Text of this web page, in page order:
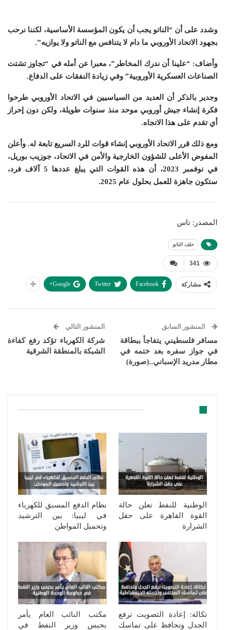
وشدد على أن “الناتو يجب أن يكون المؤسسة الأساسية، لكننا نرحب
بجهود الاتحاد الأوروبي ما دام لا يتنافس مع الناتو ولا يوازيه”.
وأضاف: “علينا أن ندرك المخاطر”، معبرا عن أمله في “تجاوز تشتت
الصناعات العسكرية الأوروبية” وفي زيادة النفقات على الدفاع.
وجدير بالذكر أن العديد من السياسيين في الاتحاد الأوروبي طرحوا
فكرة إنشاء جيش أوروبي موحد منذ سنوات طويلة، ولكن دون إحراز
أي تقدم على هذا الاتجاه.
ومع ذلك قرر الاتحاد الأوروبي إنشاء قوات للرد السريع تابعة له. وأعلن
المفوض الأعلى للشؤون الخارجية والأمن في الاتحاد، جوزيب بوريل،
في نوفمبر 2023، أن هذه القوات التي يبلغ عددها 5 آلاف فرد،
ستكون جاهزة للعمل بحلول عام 2025.
المصدر: تاس
حلف الناتو
341
مشاركة Facebook
Twitter
Google+
المنشور السابق
مسافر فلسطيني يتفاجأ ببطاقة
في جواز سفره بعد ختمه في
مطار مدريد الإسباني..(صورة)
المنشور التالي
شركة الكهرباء تؤكد رفع كفاءة
الشبكة بالمنطقة الشرقية
الوطنية للنفط تعلن حالة
القوة القاهرة على حقل
الشرارة
نظام الدفع المسبق للكهرباء
في ليبيا: بين الترشيد
وتحميل المواطن
تكالة: إعادة التصويت ترفع
الجدل وتحافظ على تماسك
مكتب النائب العام يأمر
بحبس وزير النفط في